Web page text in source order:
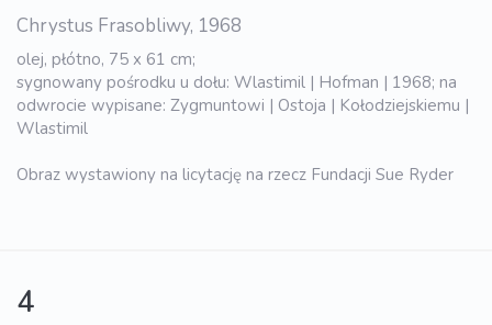
Chrystus Frasobliwy, 1968
olej, płótno, 75 x 61 cm;
sygnowany pośrodku u dołu: Wlastimil | Hofman | 1968; na
odwrocie wypisane: Zygmuntowi | Ostoja | Kołodziejskiemu |
Wlastimil
Obraz wystawiony na licytację na rzecz Fundacji Sue Ryder
4